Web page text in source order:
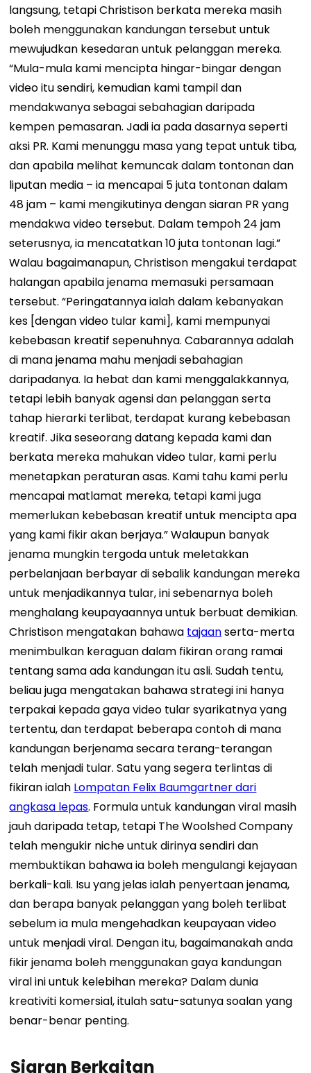
langsung, tetapi Christison berkata mereka masih
boleh menggunakan kandungan tersebut untuk
mewujudkan kesedaran untuk pelanggan mereka.
“Mula-mula kami mencipta hingar-bingar dengan
video itu sendiri, kemudian kami tampil dan
mendakwanya sebagai sebahagian daripada
kempen pemasaran. Jadi ia pada dasarnya seperti
aksi PR. Kami menunggu masa yang tepat untuk tiba,
dan apabila melihat kemuncak dalam tontonan dan
liputan media – ia mencapai 5 juta tontonan dalam
48 jam – kami mengikutinya dengan siaran PR yang
mendakwa video tersebut. Dalam tempoh 24 jam
seterusnya, ia mencatatkan 10 juta tontonan lagi.”
Walau bagaimanapun, Christison mengakui terdapat
halangan apabila jenama memasuki persamaan
tersebut. “Peringatannya ialah dalam kebanyakan
kes [dengan video tular kami], kami mempunyai
kebebasan kreatif sepenuhnya. Cabarannya adalah
di mana jenama mahu menjadi sebahagian
daripadanya. Ia hebat dan kami menggalakkannya,
tetapi lebih banyak agensi dan pelanggan serta
tahap hierarki terlibat, terdapat kurang kebebasan
kreatif. Jika seseorang datang kepada kami dan
berkata mereka mahukan video tular, kami perlu
menetapkan peraturan asas. Kami tahu kami perlu
mencapai matlamat mereka, tetapi kami juga
memerlukan kebebasan kreatif untuk mencipta apa
yang kami fikir akan berjaya.”Walaupun banyak
jenama mungkin tergoda untuk meletakkan
perbelanjaan berbayar di sebalik kandungan mereka
untuk menjadikannya tular, ini sebenarnya boleh
menghalang keupayaannya untuk berbuat demikian.
Christison mengatakan bahawa tajaanserta-merta
menimbulkan keraguan dalam fikiran orang ramai
tentang sama ada kandungan itu asli. Sudah tentu,
beliau juga mengatakan bahawa strategi ini hanya
terpakai kepada gaya video tular syarikatnya yang
tertentu, dan terdapat beberapa contoh di mana
kandungan berjenama secara terang-terangan
telah menjadi tular. Satu yang segera terlintas di
fikiran ialah Lompatan Felix Baumgartner dari
angkasa lepas. Formula untuk kandungan viral masih
jauh daripada tetap, tetapi The Woolshed Company
telah mengukir niche untuk dirinya sendiri dan
membuktikan bahawa ia boleh mengulangi kejayaan
berkali-kali. Isu yang jelas ialah penyertaan jenama,
dan berapa banyak pelanggan yang boleh terlibat
sebelum ia mula mengehadkan keupayaan video
untuk menjadi viral. Dengan itu, bagaimanakah anda
fikir jenama boleh menggunakan gaya kandungan
viral ini untuk kelebihan mereka? Dalam dunia
kreativiti komersial, itulah satu-satunya soalan yang
benar-benar penting.
Siaran Berkaitan